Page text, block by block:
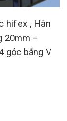
hiflex , Hàn
20mm –
góc bằng V